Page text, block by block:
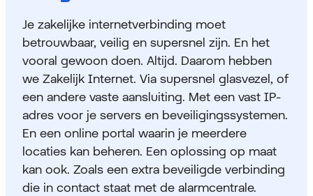
Je zakelijke internetverbinding moet
betrouwbaar, veilig en supersnel zijn. En het
vooral gewoon doen. Altijd. Daarom hebben
we Zakelijk Internet. Via supersnel glasvezel, of
een andere vaste aansluiting. Met een vast IP-
adres voor je servers en beveiligingssystemen.
En een online portal waarin je meerdere
locaties kan beheren. Een oplossing op maat
kan ook. Zoals een extra beveiligde verbinding
die in contact staat met de alarmcentrale.